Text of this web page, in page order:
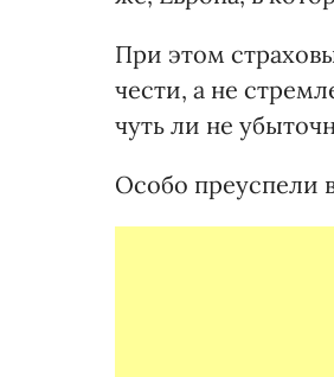
При этом
чести, а не
чуть ли не
Особо преуспели